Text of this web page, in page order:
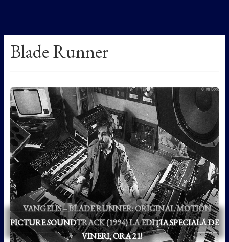
Blade Runner
VANGELIS – BLADE RUNNER: ORIGINAL MOTION
PICTURE SOUNDTRACK (1994) LA EDIȚIA SPECIALĂ DE
VINERI, ORA 21!